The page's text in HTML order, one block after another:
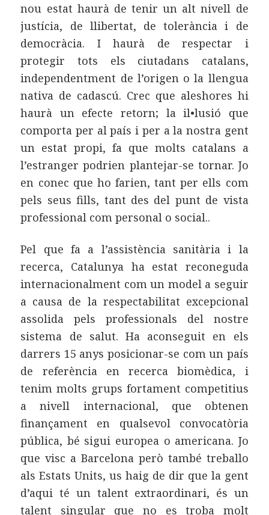
nou estat haurà de tenir un alt nivell de
justícia, de llibertat, de tolerància i de
democràcia. I haurà de respectar i
protegir tots els ciutadans catalans,
independentment de l’origen o la llengua
nativa de cadascú. Crec que aleshores hi
haurà un efecte retorn; la il•lusió que
comporta per al país i per a la nostra gent
un estat propi, fa que molts catalans a
l’estranger podrien plantejar-se tornar. Jo
en conec que ho farien, tant per ells com
pels seus fills, tant des del punt de vista
professional com personal o social..
Pel que fa a l’assistència sanitària i la
recerca, Catalunya ha estat reconeguda
internacionalment com un model a seguir
a causa de la respectabilitat excepcional
assolida pels professionals del nostre
sistema de salut. Ha aconseguit en els
darrers 15 anys posicionar-se com un país
de referència en recerca biomèdica, i
tenim molts grups fortament competitius
a nivell internacional, que obtenen
finançament en qualsevol convocatòria
pública, bé sigui europea o americana. Jo
que visc a Barcelona però també treballo
als Estats Units, us haig de dir que la gent
d’aqui té un talent extraordinari, és un
talent singular que no es troba molt